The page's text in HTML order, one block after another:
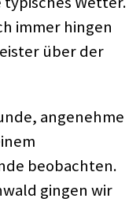
immer hingen
über der
angenehme
beobachten.
gingen wir